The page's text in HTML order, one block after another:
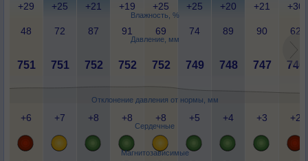
Влажность, %
Давление, мм
Отклонение давления от нормы, мм
Сердечные
Магнитозависимые
+29 +25 +21 +19 +25 +25 +20 +21 +30
48 72 87 91 69 74 89 90 62
751 751 752 752 752 749 748 747 746
+6 +7 +8 +8 +8 +5 +4 +3 +2